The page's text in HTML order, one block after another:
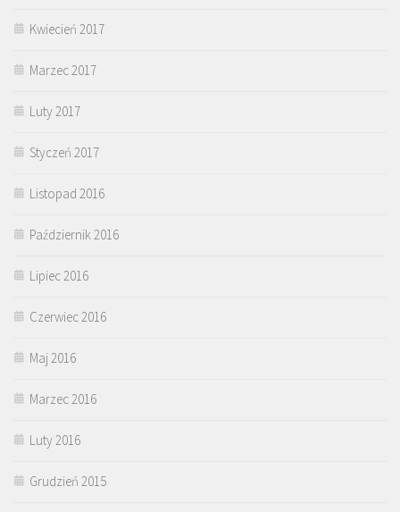
Kwiecień 2017
Marzec 2017
Luty 2017
Styczeń 2017
Listopad 2016
Październik 2016
Lipiec 2016
Czerwiec 2016
Maj 2016
Marzec 2016
Luty 2016
Grudzień 2015